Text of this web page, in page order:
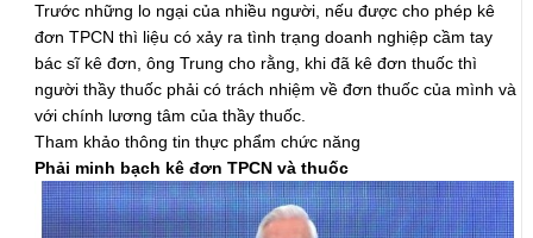
Trước những lo ngại của nhiều người, nếu được cho phép kê
đơn TPCN thì liệu có xảy ra tình trạng doanh nghiệp cầm tay
bác sĩ kê đơn, ông Trung cho rằng, khi đã kê đơn thuốc thì
người thầy thuốc phải có trách nhiệm về đơn thuốc của mình và
với chính lương tâm của thầy thuốc.
Tham khảo thông tin thực phẩm chức năng
Phải minh bạch kê đơn TPCN và thuốc